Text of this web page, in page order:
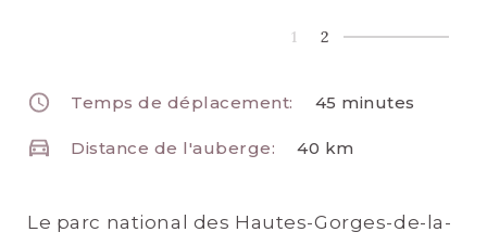
1 2
Temps de déplacement: 45 minutes
Distance de l'auberge: 40 km
Le parc national des Hautes-Gorges-de-la-